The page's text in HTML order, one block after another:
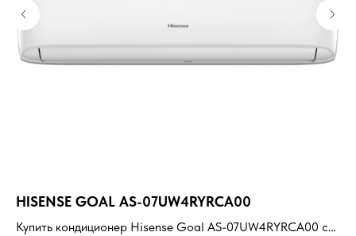
HISENSE GOAL AS-07UW4RYRCA00
Купить кондиционер Hisense Goal AS-07UW4RYRCA00 с